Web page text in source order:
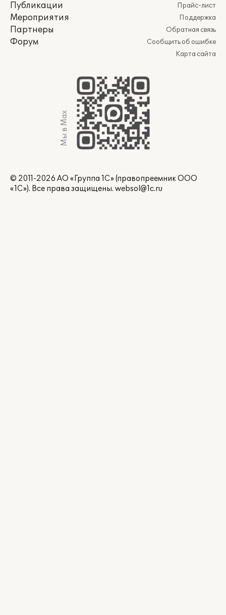
Публикации
Мероприятия
Партнеры
Форум
Прайс-лист
Поддержка
Обратная связь
Сообщить об ошибке
Карта сайта
Мы в Max
© 2011-2026 АО «Группа 1С» (правопреемник ООО
«1С»). Все права защищены. websol@1c.ru